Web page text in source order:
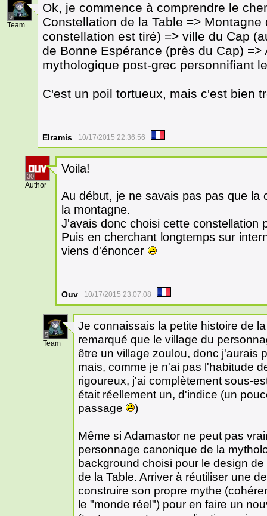
5
Team
Ok, je commence à comprendre le
Constellation de la Table =>
constellation est tiré) => ville du Cap
de Bonne Espérance (près du Cap)
mythologique post-grec personnifiant
C'est un poil tortueux, mais c'est bien
Elramis 10/17/2015 22:36:56
30
Author
Voila!
Au début, je ne savais pas pas que la
la montagne.
J'avais donc choisi cette constellation
Puis en cherchant longtemps sur
viens d'énoncer
Ouv 10/17/2015 23:07:08
5
Team
Je connaissais la petite histoire de
remarqué que le village du
être un village zoulou, donc j'aurais
mais, comme je n'ai pas l'habitude
rigoureux, j'ai complètement sous-
était réellement un, d'indice (un
passage
)
Même si Adamastor ne peut pas
personnage canonique de la
background choisi pour le design
de la Table. Arriver à réutiliser une
construire son propre mythe
le "monde réel") pour en faire un